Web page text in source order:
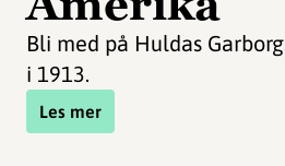
Bli med på Huldas
i 1913.
Les mer